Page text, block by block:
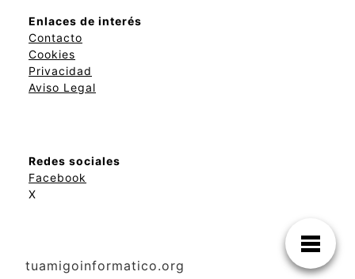
Enlaces de interés
Contacto
Cookies
Privacidad
Aviso Legal
Redes sociales
Facebook
X
tuamigoinformatico.org